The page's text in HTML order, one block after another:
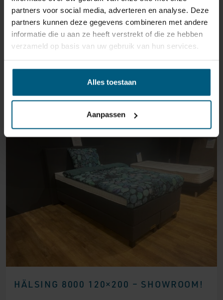
partners voor social media, adverteren en analyse. Deze
partners kunnen deze gegevens combineren met andere
informatie die u aan ze heeft verstrekt of die ze hebben
verzameld op basis van uw gebruik van hun services.
Alles toestaan
Aanpassen
ÄHNLICHE PRODUKTE
HÄLSING 8000 120×200 – SHOWROOM!